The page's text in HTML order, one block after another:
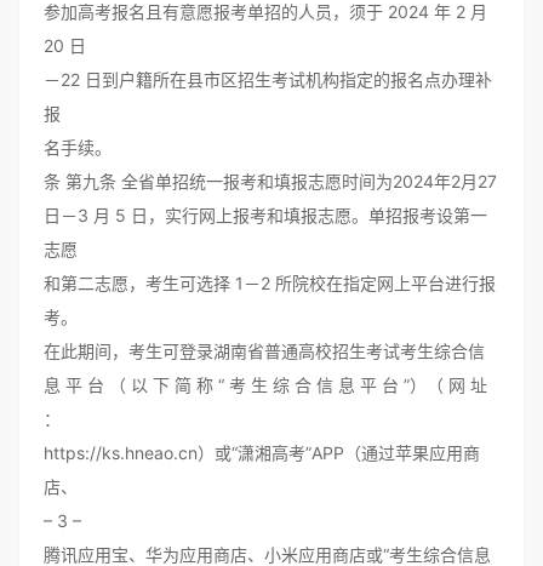
参加高考报名且有意愿报考单招的人员，须于 2024 年 2 月
20 日
－22 日到户籍所在县市区招生考试机构指定的报名点办理补
报
名手续。
条 第九条 全省单招统一报考和填报志愿时间为2024年2月27
日－3 月 5 日，实行网上报考和填报志愿。单招报考设第一
志愿
和第二志愿，考生可选择 1－2 所院校在指定网上平台进行报
考。
在此期间，考生可登录湖南省普通高校招生考试考生综合信
息 平 台 （ 以 下 简 称 “ 考 生 综 合 信 息 平 台 ”）（ 网 址
：
https://ks.hneao.cn）或“潇湘高考”APP（通过苹果应用商
店、
– 3 –
腾讯应用宝、华为应用商店、小米应用商店或“考生综合信息